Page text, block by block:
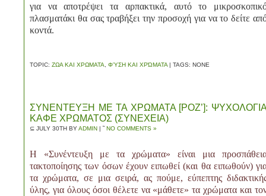
για να αποτρέψει τα αρπακτικά, αυτό το
πλασματάκι θα σας τραβήξει την προσοχή για να το δείτε
κοντά.
TOPIC: ΖΩΑ ΚΑΙ ΧΡΩΜΑΤΑ ΦΎΣΗ ΚΑΙ ΧΡΏΜΑΤΑ | TAGS: NONE
ΣΥΝΕΝΤΕΥΞΗ ΜΕ ΤΑ ΧΡΩΜΑΤΑ [ΡΟΖ’]:
ΚΑΦΕ ΧΡΩΜΑΤΟΣ (ΣΥΝΕΧΕΙΑ)
⊆ JULY 30TH BYADMIN | ˜NO COMMENTS »
Η «Συνέντευξη με τα χρώματα» είναι μια
τακτοποίησης των όσων έχουν ειπωθεί (και θα ειπωθούν)
τα χρώματα, σε μια σειρά, ας πούμε, εύπεπτης
ύλης, για όλους όσοι θέλετε να «μάθετε» τα χρώματα και